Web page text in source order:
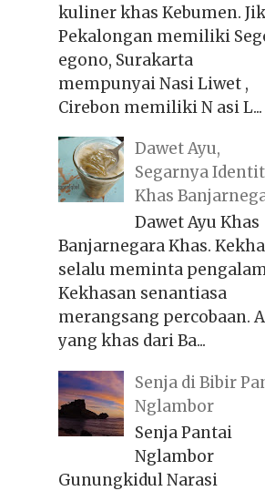
kuliner khas Kebumen.
Pekalongan memiliki
egono, Surakarta
mempunyai Nasi Liwet ,
Cirebon memiliki N asi L...
Dawet Ayu,
Segarnya
Khas
Dawet Ayu Khas
Banjarnegara Khas.
selalu meminta
Kekhasan senantiasa
merangsang percobaan.
yang khas dari Ba...
Senja di Bibir
Nglambor
Senja Pantai
Nglambor
Gunungkidul Narasi